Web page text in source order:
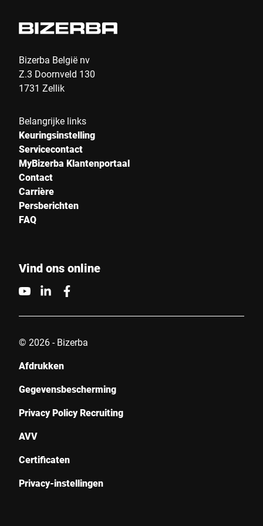
Stad *
Land *
Uw bericht aan ons *
Ik bevestig hierbij dat ik instem met het gebruik van mijn
gegevens om dit verzoek te verwerken Meer informatie is te
Anti-Robot Verification
Bizerba België nv
Z.3 Doornveld 130
1731 Zellik
Belangrijke links
Keuringsinstelling
Servicecontact
MyBizerba Klantenportaal
Contact
Carrière
Persberichten
FAQ
Vind ons online
© 2026 - Bizerba
Afdrukken
Gegevensbescherming
Privacy Policy Recruiting
AVV
Certificaten
Privacy-instellingen